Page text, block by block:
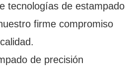
tecnologías de estampado
firme compromiso